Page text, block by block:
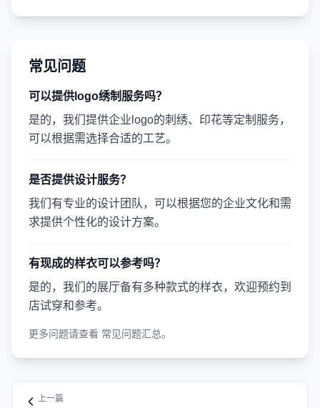
常见问题
可以提供logo绣制服务吗？
是的，我们提供企业logo的刺绣、印花等定制服务，
可以根据需选择合适的工艺。
是否提供设计服务？
我们有专业的设计团队，可以根据您的企业文化和需
求提供个性化的设计方案。
有现成的样衣可以参考吗？
是的，我们的展厅备有多种款式的样衣，欢迎预约到
店试穿和参考。
更多问题请查看 常见问题汇总。
上一篇